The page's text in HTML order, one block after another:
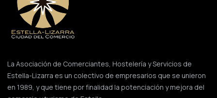
La Asociación de Comerciantes, Hostelería y Servicios de
Estella-Lizarra es un colectivo de empresarios que se unieron
en 1989, y que tiene por finalidad la potenciación y mejora del